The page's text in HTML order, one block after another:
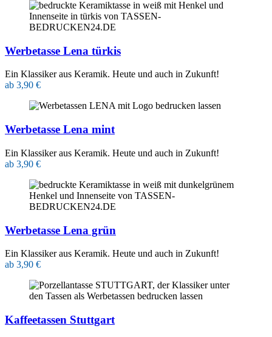
Werbetasse Lena türkis
Ein Klassiker aus Keramik. Heute und auch in Zukunft!
ab 3,90 €
Werbetasse Lena mint
Ein Klassiker aus Keramik. Heute und auch in Zukunft!
ab 3,90 €
Werbetasse Lena grün
Ein Klassiker aus Keramik. Heute und auch in Zukunft!
ab 3,90 €
Kaffeetassen Stuttgart